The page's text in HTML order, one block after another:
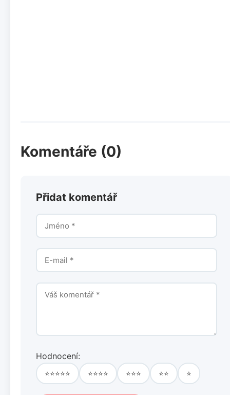
Komentáře (0)
Přidat komentář
Hodnocení:
⭐⭐⭐⭐⭐ ⭐⭐⭐⭐ ⭐⭐⭐ ⭐⭐ ⭐